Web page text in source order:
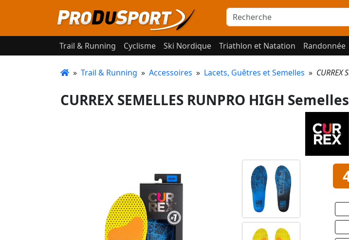
Trail & Running Cyclisme Ski Nordique Triathlon et Natation Randonnée
» Trail & Running » Accessoires » Lacets, Guêtres et Semelles »
CURREX SEMELLES RUNPRO HIGH